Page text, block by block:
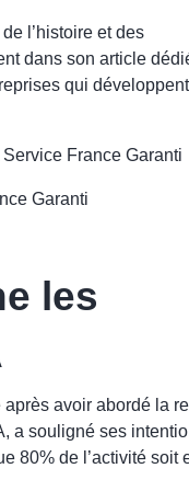
l’histoire et des
dans son article
qui
les
avoir abordé la
a souligné ses
80% de l’activité soit